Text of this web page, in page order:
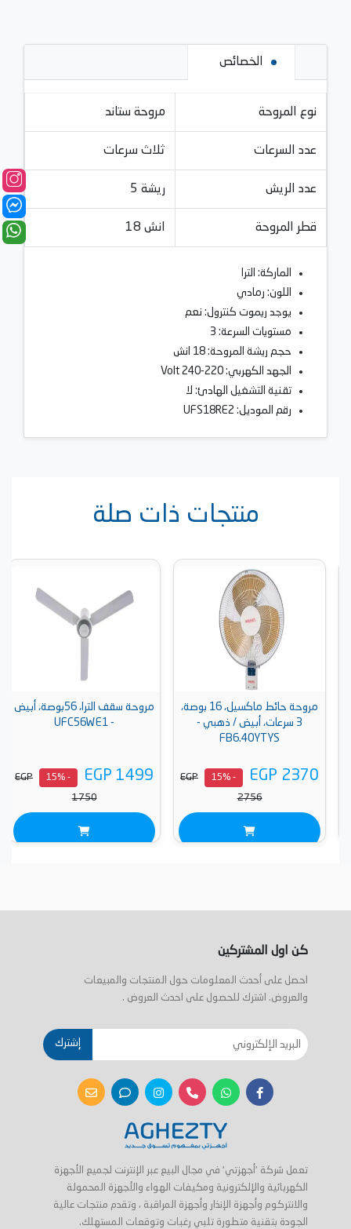
الخصائص
نوع المروحة مروحة ستاند
عدد السرعات ثلاث سرعات
عدد الريش 5 ريشة
قطر المروحة 18 انش
الماركة: الترا
اللون: رمادي
يوجد ريموت كنترول: نعم
مستويات السرعة: 3
حجم ريشة المروحة: 18 انش
الجهد الكهربي: 220-240 Volt
تقنية التشغيل الهادئ: لا
رقم الموديل: UFS18RE2
منتجات ذات صلة
مروحة حائط ماكسيل، 16 بوصة،
3 سرعات، أبيض / ذهبي -
FB6.40YTYS
EGP 2370
EGP
2756
مروحة سقف الترا، 56بوصة، أبيض
EGP 1499
EGP
1750
كن اول المشتركين
احصل على أحدث المعلومات حول المنتجات والمبيعات
والعروض. اشترك للحصول على احدث العروض .
إشترك
تعمل شركة 'أجهزتي' في مجال البيع عبر الإنترنت لجميع الأجهزة
الكهربائية والإلكترونية ومكيفات الهواء والأجهزة المحمولة
والانتركوم وأجهزة الإنذار وأجهزة المراقبة ، وتقدم منتجات عالية
الجودة بتقنية متطورة تلبي رغبات وتوقعات المستهلك.